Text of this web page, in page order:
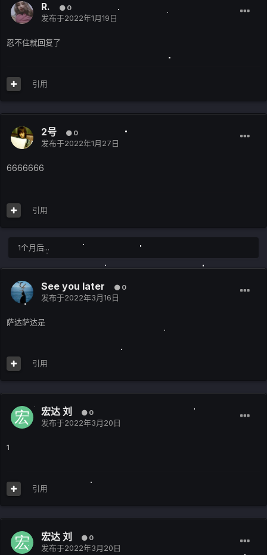
R. 0
发布于2022年1月19日
忍不住就回复了
引用
2号 0
发布于2022年1月27日
6666666
引用
1个月后...
See you later 0
发布于2022年3月16日
萨达萨达是
引用
宏达 刘 0
发布于2022年3月20日
1
引用
宏达 刘 0
发布于2022年3月20日